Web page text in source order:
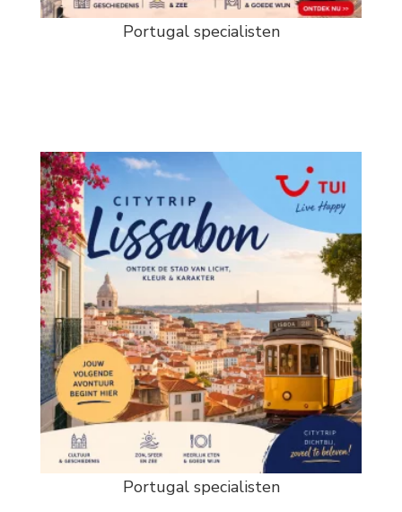
Portugal specialisten
Portugal specialisten